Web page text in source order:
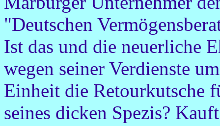
"Deutschen
Ist das und die neuerliche
wegen seiner Verdienste
Einheit die Retourkutsche
seines dicken Spezis?